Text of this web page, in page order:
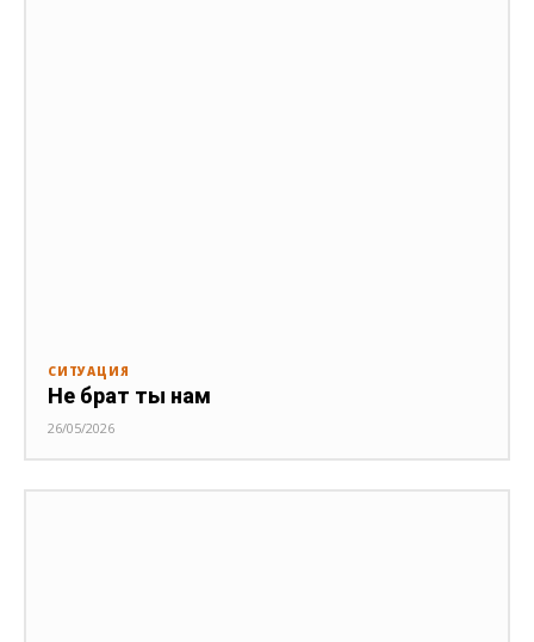
СИТУАЦИЯ
Не брат ты нам
26/05/2026